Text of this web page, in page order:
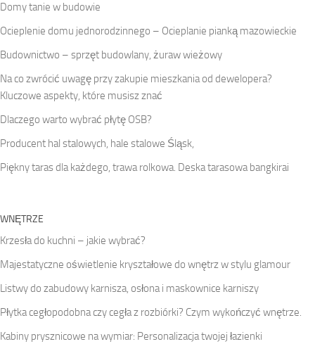
Domy tanie w budowie
Ocieplenie domu jednorodzinnego – Ocieplanie pianką mazowieckie
Budownictwo – sprzęt budowlany, żuraw wieżowy
Na co zwrócić uwagę przy zakupie mieszkania od dewelopera?
Kluczowe aspekty, które musisz znać
Dlaczego warto wybrać płytę OSB?
Producent hal stalowych, hale stalowe Śląsk,
Piękny taras dla każdego, trawa rolkowa. Deska tarasowa bangkirai
WNĘTRZE
Krzesła do kuchni – jakie wybrać?
Majestatyczne oświetlenie kryształowe do wnętrz w stylu glamour
Listwy do zabudowy karnisza, osłona i maskownice karniszy
Płytka cegłopodobna czy cegła z rozbiórki? Czym wykończyć wnętrze.
Kabiny prysznicowe na wymiar: Personalizacja twojej łazienki